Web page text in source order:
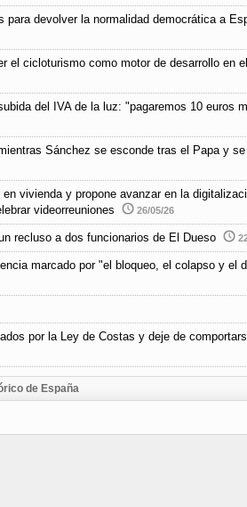
devolver la normalidad democrática a
el cicloturismo como motor de desarrollo en
del IVA de la luz: "pagaremos 10 euros
Sánchez se esconde tras el Papa y
vivienda y propone avanzar en la
videorreuniones
26/05/26
recluso a dos funcionarios de El Dueso
marcado por "el bloqueo, el colapso y el
por la Ley de Costas y deje de
de España